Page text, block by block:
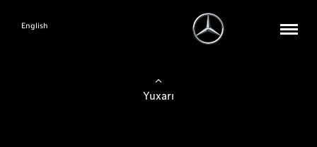
English
Yuxarı